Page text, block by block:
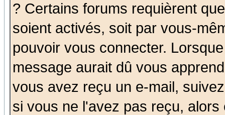
? Certains forums requièrent
soient activés, soit par vous-
pouvoir vous connecter.
message aurait dû vous
vous avez reçu un e-mail,
si vous ne l'avez pas reçu,